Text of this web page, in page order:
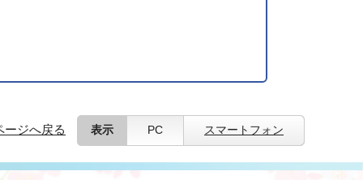
ージへ戻る 表示 PC スマートフォン